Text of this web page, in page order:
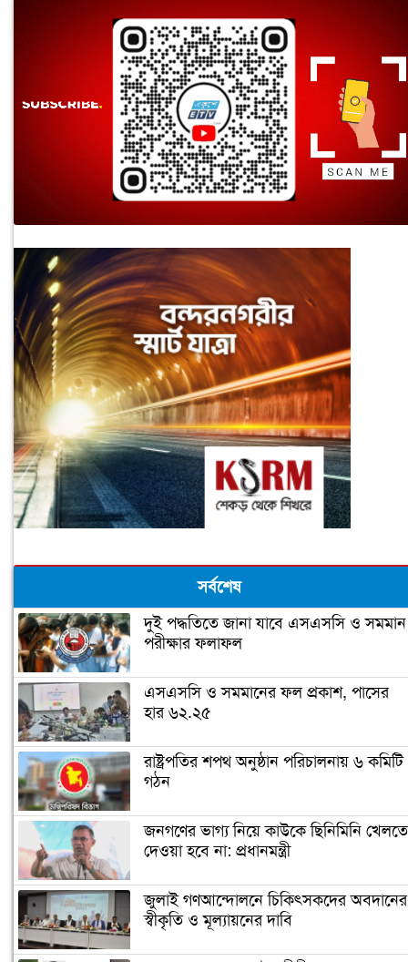
সর্বশেষ
দুই পদ্ধতিতে জানা যাবে এসএসসি ও সমমান
পরীক্ষার ফলাফল
এসএসসি ও সমমানের ফল প্রকাশ, পাসের
হার ৬২.২৫
রাষ্ট্রপতির শপথ অনুষ্ঠান পরিচালনায় ৬ কমিটি
গঠন
জনগণের ভাগ্য নিয়ে কাউকে ছিনিমিনি খেলতে
দেওয়া হবে না: প্রধানমন্ত্রী
জুলাই গণআন্দোলনে চিকিৎসকদের অবদানের
স্বীকৃতি ও মূল্যায়নের দাবি